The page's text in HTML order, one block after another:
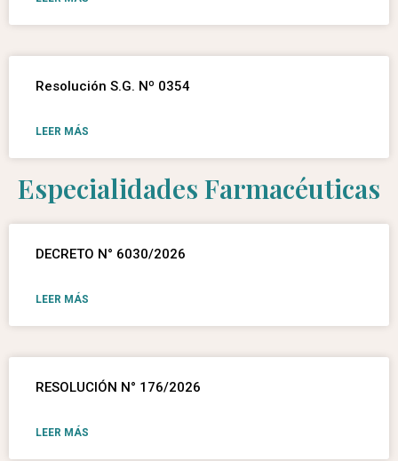
Resolución S.G. Nº 0354
LEER MÁS
Especialidades Farmacéuticas
DECRETO N° 6030/2026
LEER MÁS
RESOLUCIÓN N° 176/2026
LEER MÁS